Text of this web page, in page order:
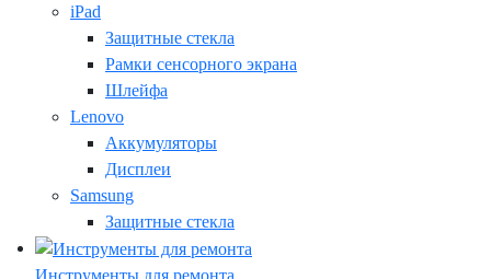
iPad
Защитные стекла
Рамки сенсорного экрана
Шлейфа
Lenovo
Аккумуляторы
Дисплеи
Samsung
Защитные стекла
Инструменты для ремонта